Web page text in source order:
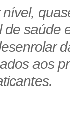
saúde
aos